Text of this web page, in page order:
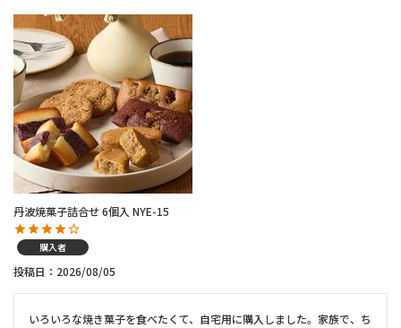
丹波焼菓子詰合せ 6個入 NYE-15
購入者
投稿日 2026/08/05
いろいろな焼き菓子を食べたくて、自宅用に購入しました。家族で、ち